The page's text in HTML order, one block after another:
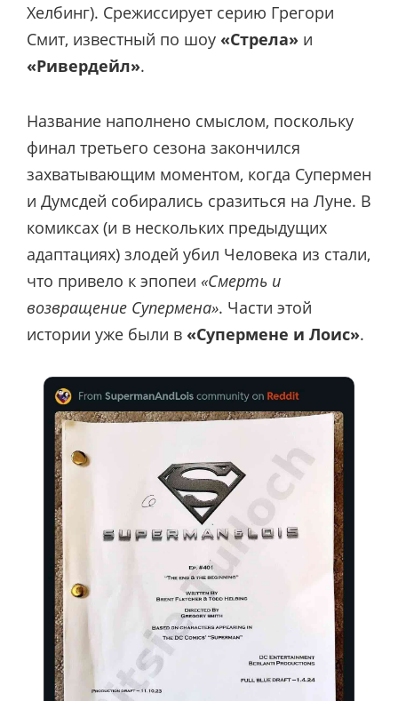
Хелбинг). Срежиссирует серию Грегори
Смит, известный по шоу «Стрела» и
«Ривердейл».
Название наполнено смыслом, поскольку
финал третьего сезона закончился
захватывающим моментом, когда Супермен
и Думсдей собирались сразиться на Луне. В
комиксах (и в нескольких предыдущих
адаптациях) злодей убил Человека из стали,
что привело к эпопеи «Смерть и
возвращение Супермена». Части этой
истории уже были в «Супермене и Лоис».